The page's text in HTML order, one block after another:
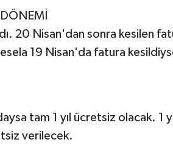
20 Nisan'dan sonra kesilen
19 Nisan'da fatura
tam 1 yıl ücretsiz olacak. 1
verilecek.